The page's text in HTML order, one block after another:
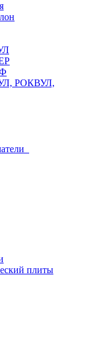
РОКВУЛ,
плиты